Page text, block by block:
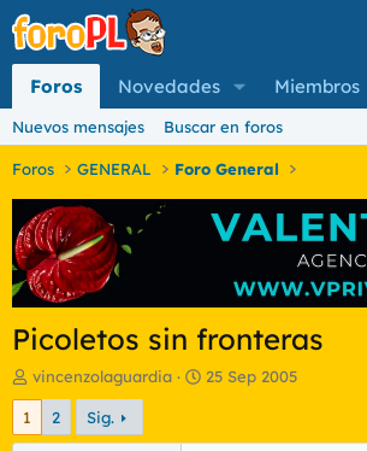
Foros Novedades Miembros
Nuevos mensajes Buscar en foros
Foros GENERAL Foro General
Picoletos sin fronteras
I
n
c
vincenzolaguardia
F
h
25 Sep 2005
1 2 Sig.